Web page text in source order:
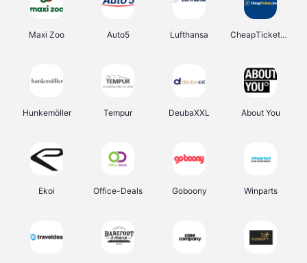
Maxi Zoo Auto5 Lufthansa CheapTickets.be
Hunkemöller Tempur DeubaXXL About You
Ekoi Office-Deals Goboony Winparts